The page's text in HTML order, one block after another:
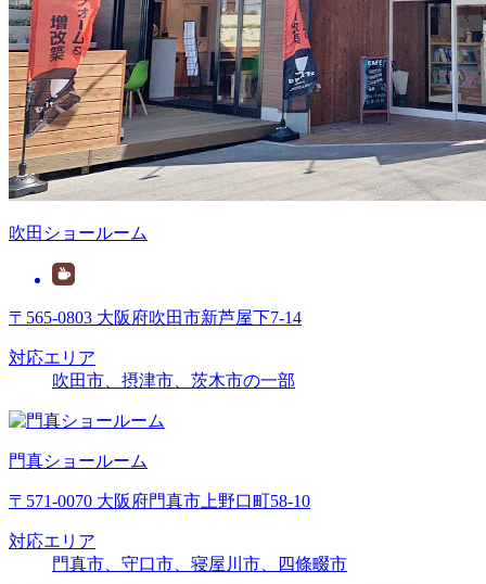
吹田ショールーム
〒565-0803 大阪府吹田市新芦屋下7-14
対応エリア
吹田市、摂津市、茨木市の一部
門真ショールーム
〒571-0070 大阪府門真市上野口町58-10
対応エリア
門真市、守口市、寝屋川市、四條畷市